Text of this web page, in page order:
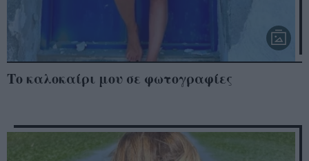
Το καλοκαίρι μου σε φωτογραφίες